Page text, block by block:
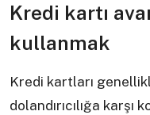
Kredi kartı
kullanmak
Kredi kartları
dolandırıcılığa karşı